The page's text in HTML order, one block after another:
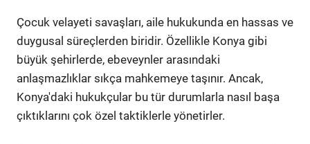
Çocuk velayeti savaşları, aile hukukunda en hassas ve
duygusal süreçlerden biridir. Özellikle Konya gibi
büyük şehirlerde, ebeveynler arasındaki
anlaşmazlıklar sıkça mahkemeye taşınır. Ancak,
Konya'daki hukukçular bu tür durumlarla nasıl başa
çıktıklarını çok özel taktiklerle yönetirler.